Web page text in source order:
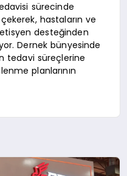
sürecinde
hastaların ve
desteğinden
Dernek bünyesinde
tedavi süreçlerine
planlarının